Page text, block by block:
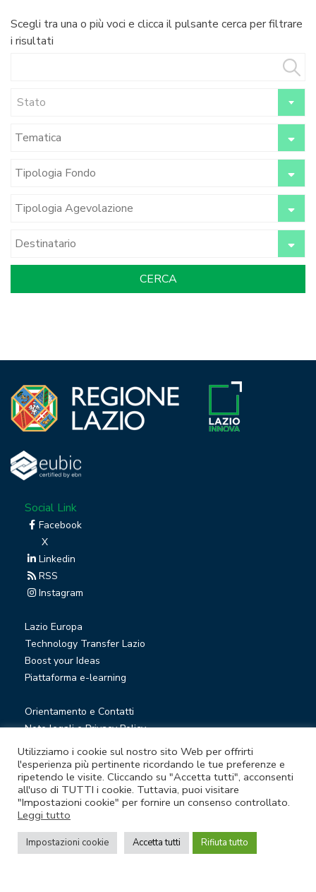
Scegli tra una o più voci e clicca il pulsante cerca per filtrare
i risultati
Stato
Social Link
Facebook
X
Linkedin
RSS
Instagram
Lazio Europa
Technology Transfer Lazio
Boost your Ideas
Piattaforma e-learning
Orientamento e Contatti
Note legali e Privacy Policy
Privacy Newsletter
Società trasparente
Whistleblowing
© Lazio Innova S.p.A. società soggetta a direzione e
coordinamento della Regione Lazio
Sede legale Via Marco Aurelio 26 A - 00184 Roma
Utilizziamo i cookie sul nostro sito Web per offrirti
l'esperienza più pertinente ricordando le tue preferenze e
ripetendo le visite. Cliccando su "Accetta tutti", acconsenti
all'uso di TUTTI i cookie. Tuttavia, puoi visitare
"Impostazioni cookie" per fornire un consenso controllato.
Leggi tutto
Impostazioni cookie Accetta tutti Rifiuta tutto